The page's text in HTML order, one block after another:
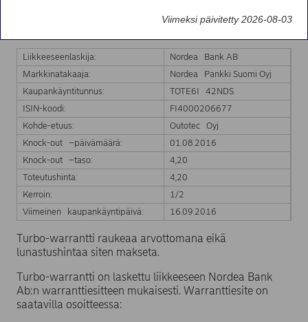
Markkinatakauksen päättyminen koskee seuraavaa
Liikkeeseenlaskija:
Nordea Bank AB
Markkinatakaaja:
Nordea Pankki Suomi Oyj
Kaupankäyntitunnus:
TOTE6I 42NDS
ISIN-koodi:
FI4000206677
Kohde-etuus:
Outotec Oyj
Knock-out –päivämäärä:
01.08.2016
Knock-out –taso:
4,20
Toteutushinta:
4,20
Kerroin:
1/2
Viimeinen kaupankäyntipäivä:
16.09.2016
Turbo-warrantti raukeaa arvottomana eikä
lunastushintaa siten makseta.
Turbo-warrantti on laskettu liikkeeseen Nordea Bank
Ab:n warranttiesitteen mukaisesti. Warranttiesite on
saatavilla osoitteessa:
Viimeksi päivitetty 2026-08-03